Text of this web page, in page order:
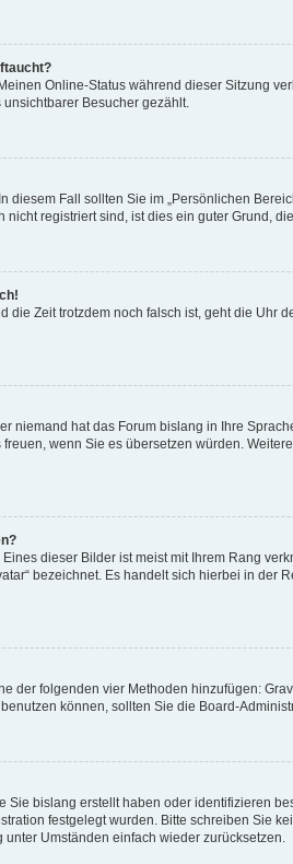
Online-Status während dieser Sitzung
Besucher gezählt.
Fall sollten Sie im „Persönlichen
registriert sind, ist dies ein guter Grund,
Zeit trotzdem noch falsch ist, geht die Uhr
niemand hat das Forum bislang in Ihre
wenn Sie es übersetzen würden.
dieser Bilder ist meist mit Ihrem Rang
bezeichnet. Es handelt sich hierbei in
der folgenden vier Methoden hinzufügen:
können, sollten Sie die Board-
bislang erstellt haben oder identifizieren
festgelegt wurden. Bitte schreiben Sie
Umständen einfach wieder zurücksetzen.